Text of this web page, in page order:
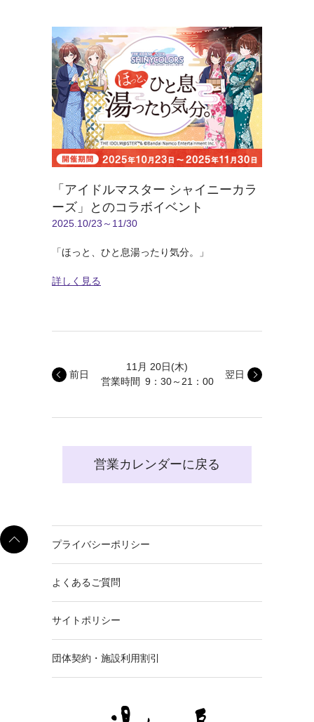
「アイドルマスター シャイニーカラ
ーズ」とのコラボイベント
2025.10/23～11/30
「ほっと、ひと息湯ったり気分。」
詳しく見る
11月 20日(木)
営業時間 9：30～21：00
前日 翌日
営業カレンダーに戻る
プライバシーポリシー
よくあるご質問
サイトポリシー
団体契約・施設利用割引